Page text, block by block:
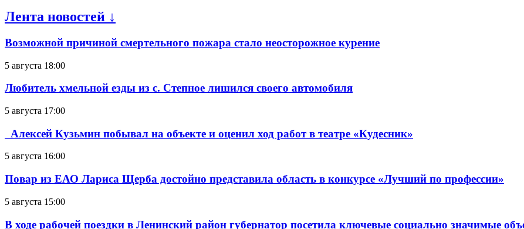
Лента новостей ↓
Возможной причиной смертельного пожара стало неосторожное курение
5 августа 18:00
Любитель хмельной езды из с. Степное лишился своего автомобиля
5 августа 17:00
Алексей Кузьмин побывал на объекте и оценил ход работ в театре «Кудесник»
5 августа 16:00
Повар из ЕАО Лариса Щерба достойно представила область в конкурсе «Лучший по профессии»
5 августа 15:00
В ходе рабочей поездки в Ленинский район губернатор посетила ключевые социально значимые